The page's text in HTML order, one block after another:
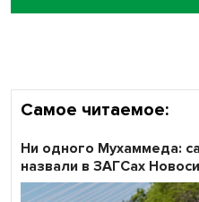
Кибертанки пошли в бой:
Самое читаемое:
Ни одного Мухаммеда:
назвали в ЗАГСах